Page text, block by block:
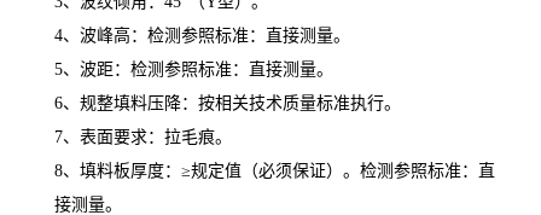
4、波峰高：检测参照标准：直接测量。
5、波距：检测参照标准：直接测量。
6、规整填料压降：按相关技术质量标准执行。
7、表面要求：拉毛痕。
8、填料板厚度：≥规定值（必须保证）。检测参照标准：直
接测量。